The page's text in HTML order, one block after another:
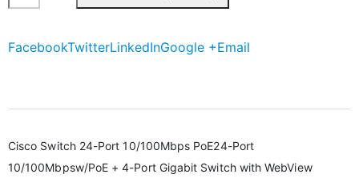
FacebookTwitterLinkedInGoogle +Email
Cisco Switch 24-Port 10/100Mbps PoE24-Port
10/100Mbpsw/PoE + 4-Port Gigabit Switch with WebView